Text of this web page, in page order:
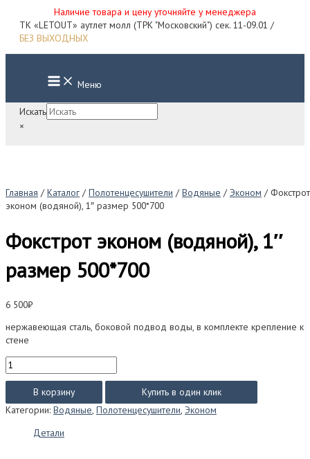
Наличие товара и цену уточняйте у менеджера
Перейти
ТК «LETOUT» аутлет молл (ТРК "Московский") сек. 11-09.01 /
БЕЗ ВЫХОДНЫХ
Main
Menu Меню
Искать
×
Главная / Каталог / Полотенцесушители / Водяные / Эконом / Фокстрот
эконом (водяной), 1″ размер 500*700
Фокстрот эконом (водяной), 1″
размер 500*700
6 500₽
нержавеющая сталь, боковой подвод воды, в комплекте крепление к
стене
Количество
товара
Фокстрот
эконом
(водяной),
размер
В корзину
Купить в один клик
Категории: Водяные, Полотенцесушители, Эконом
Детали